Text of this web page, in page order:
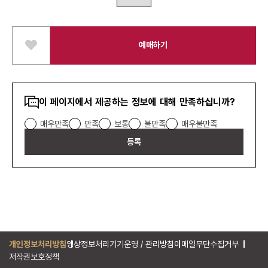
스
크
기
예매하기
콘텐츠
조사
이 페이지에서 제공하는 정보에 대해 만족하십니까?
매우만족 만족 보통 불만족
매우불만족
등록
개인정보처리방침영상정보처리기기운영 / 관리방침이메일무단수집거부
저작권보호정책